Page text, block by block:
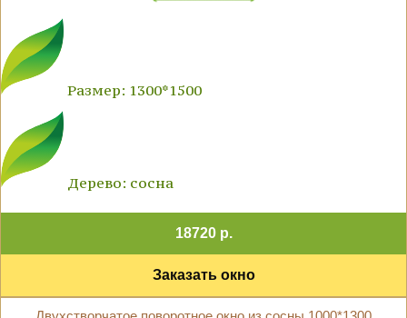
Размер: 1300*1500
Дерево: сосна
18720 р.
Заказать окно